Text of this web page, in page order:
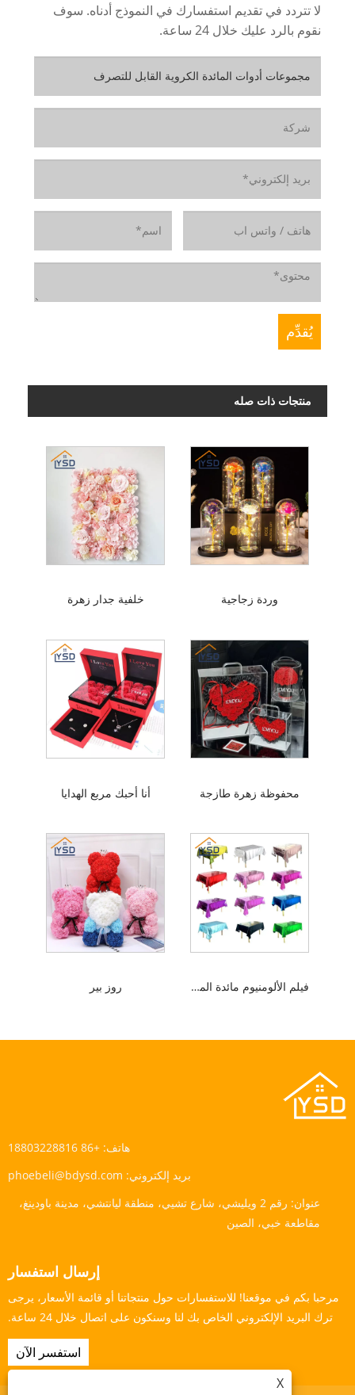
لا تتردد في تقديم استفسارك في النموذج أدناه. سوف
نقوم بالرد عليك خلال 24 ساعة.
منتجات ذات صله
خلفية جدار زهرة وردة زجاجية
أنا أحبك مربع الهدايا محفوظة زهرة طازجة
روز بير فيلم الألومنيوم مائدة المائدة
هاتف: +86 18803228816
بريد إلكتروني: phoebeli@bdysd.com
عنوان:
رقم 2 ويليشي، شارع تشيي، منطقة ليانتشي، مدينة باودينغ،
مقاطعة خبي، الصين
إرسال استفسار
مرحبا بكم في موقعنا! للاستفسارات حول منتجاتنا أو قائمة الأسعار، يرجى
ترك البريد الإلكتروني الخاص بك لنا وسنكون على اتصال خلال 24 ساعة.
استفسر الآن
X